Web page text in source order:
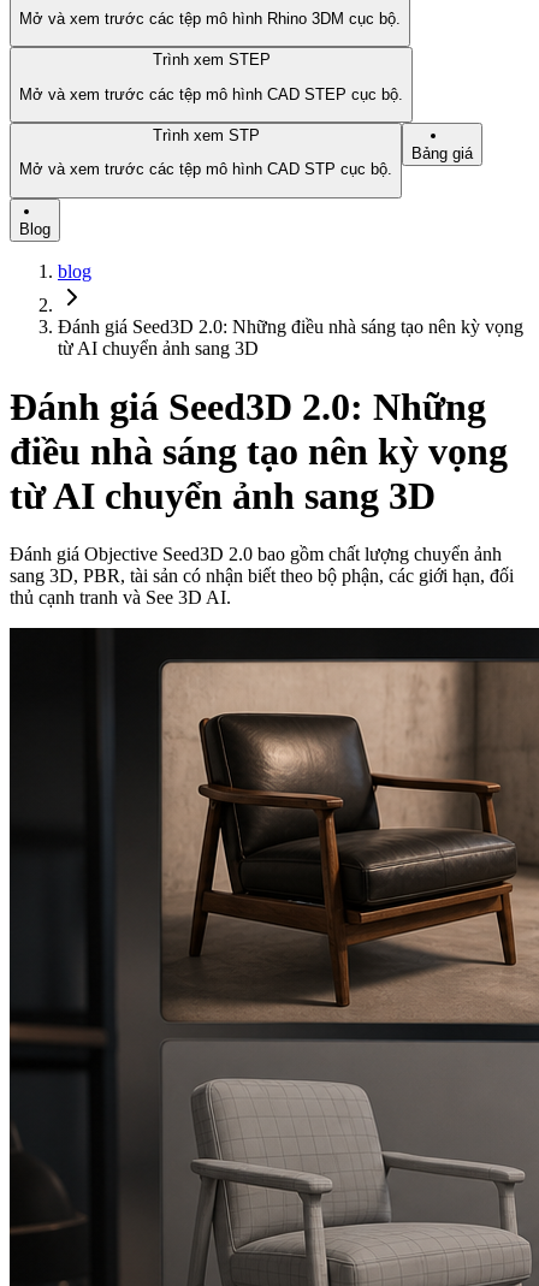
Mở và xem trước các tệp mô hình Rhino 3DM cục bộ.
Trình xem STEP
Mở và xem trước các tệp mô hình CAD STEP cục bộ.
Trình xem STP
Mở và xem trước các tệp mô hình CAD STP cục bộ.
Bảng giá
Blog
blog
Đánh giá Seed3D 2.0: Những điều nhà sáng tạo nên kỳ vọng
từ AI chuyển ảnh sang 3D
Đánh giá Seed3D 2.0: Những
điều nhà sáng tạo nên kỳ vọng
từ AI chuyển ảnh sang 3D
Đánh giá Objective Seed3D 2.0 bao gồm chất lượng chuyển ảnh
sang 3D, PBR, tài sản có nhận biết theo bộ phận, các giới hạn, đối
thủ cạnh tranh và See 3D AI.